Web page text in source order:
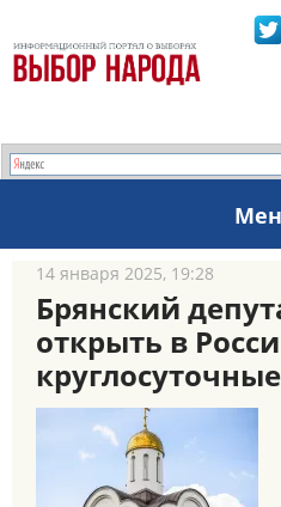
14 января 2025, 19:28
Брянский
открыть в